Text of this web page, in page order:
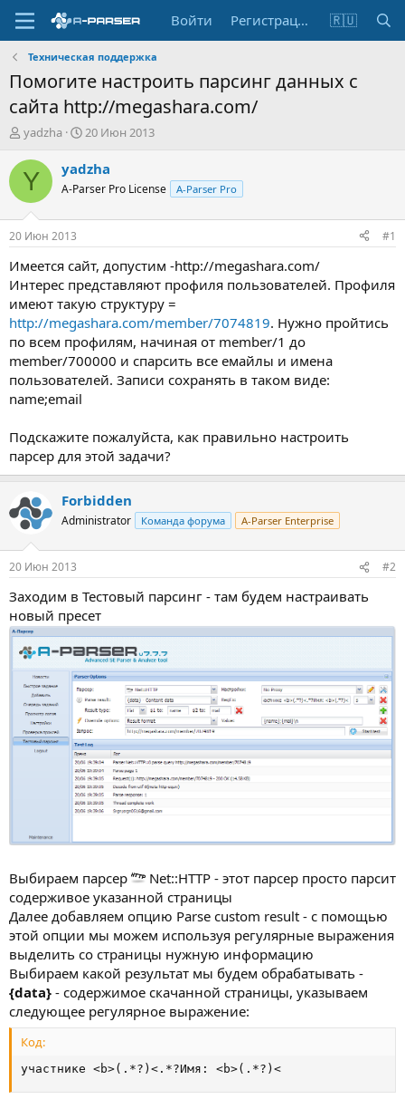
Войти Регистрация 🇷🇺
Техническая поддержка
Помогите настроить парсинг данных с
сайта http://megashara.com/
А
т
о
т
е
м
ы
yadzha
Д
т
н
а
л
20 Июн 2013
Y yadzha
A-Parser Pro License A-Parser Pro
20 Июн 2013 #1
Имеется сайт, допустим -http://megashara.com/
Интерес представляют профиля пользователей. Профиля
имеют такую структуру =
http://megashara.com/member/7074819. Нужно пройтись
по всем профилям, начиная от member/1 до
member/700000 и спарсить все емайлы и имена
пользователей. Записи сохранять в таком виде:
name;email
Подскажите пожалуйста, как правильно настроить
парсер для этой задачи?
Forbidden
Administrator Команда форума A-Parser Enterprise
20 Июн 2013 #2
Заходим в Тестовый парсинг - там будем настраивать
новый пресет
Выбираем парсер
Net::HTTP - этот парсер просто парсит
содерживое указанной страницы
Далее добавляем опцию Parse custom result - с помощью
этой опции мы можем используя регулярные выражения
выделить со страницы нужную информацию
Выбираем какой результат мы будем обрабатывать -
{data} - содержимое скачанной страницы, указываем
следующее регулярное выражение:
Код:
участнике <b>(.*?)<.*?Имя: <b>(.*?)<